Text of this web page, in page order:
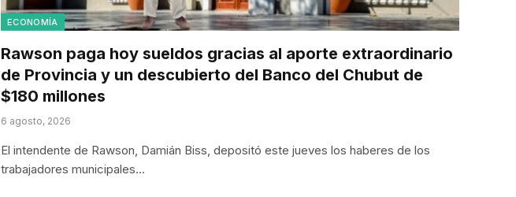
ECONOMÍA
Rawson paga hoy sueldos gracias al aporte extraordinario
de Provincia y un descubierto del Banco del Chubut de
$180 millones
6 agosto, 2026
El intendente de Rawson, Damián Biss, depositó este jueves los haberes de los
trabajadores municipales…